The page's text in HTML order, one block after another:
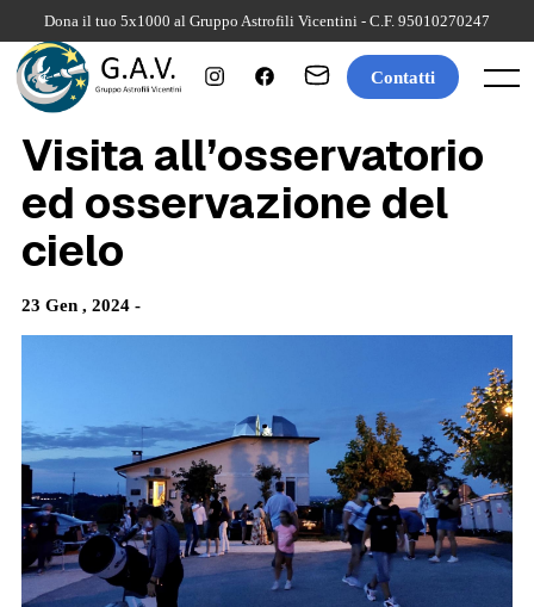
content
Dona il tuo 5x1000 al Gruppo Astrofili Vicentini - C.F. 95010270247
Menu
Contatti
Visita all’osservatorio
ed osservazione del
cielo
23 Gen , 2024 -